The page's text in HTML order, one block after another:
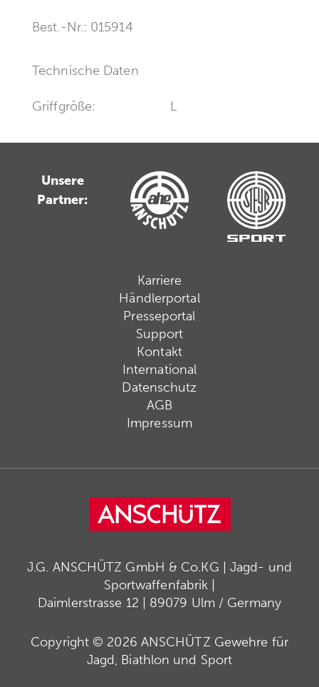
Best.-Nr.: 015914
Technische Daten
Griffgröße: L
Unsere
Partner:
Karriere
Händlerportal
Presseportal
Support
Kontakt
International
Datenschutz
AGB
Impressum
J.G. ANSCHÜTZ GmbH & Co.KG | Jagd- und
Sportwaffenfabrik |
Daimlerstrasse 12 | 89079 Ulm / Germany
Copyright © 2026 ANSCHÜTZ Gewehre für
Jagd, Biathlon und Sport